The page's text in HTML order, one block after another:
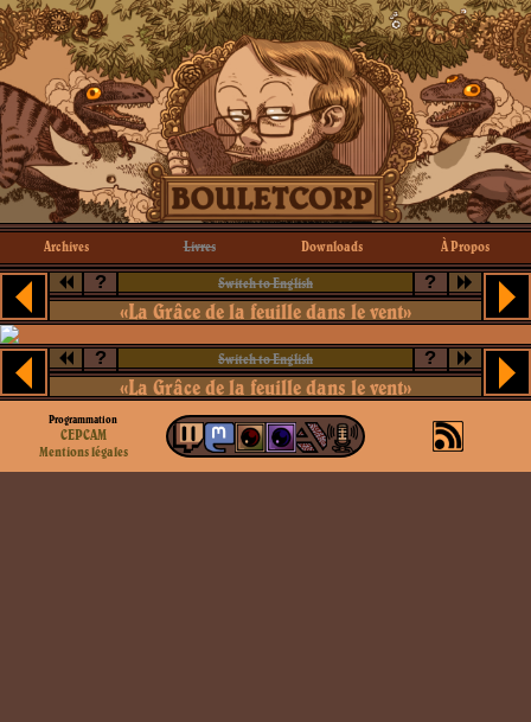
Archives Livres Downloads À Propos
? Switch to English ?
«La Grâce de la feuille dans le vent»
? Switch to English ?
«La Grâce de la feuille dans le vent»
Programmation
CEPCAM
Mentions légales